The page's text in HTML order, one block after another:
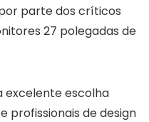
parte dos críticos
27 polegadas de
excelente escolha
profissionais de design